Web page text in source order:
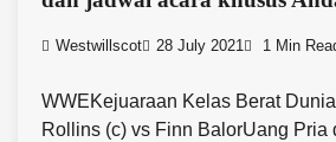
Westwillscot 28 July 2021 1 Min
WWEKejuaraan Kelas Berat
Rollins (c) vs Finn BalorUang Pria